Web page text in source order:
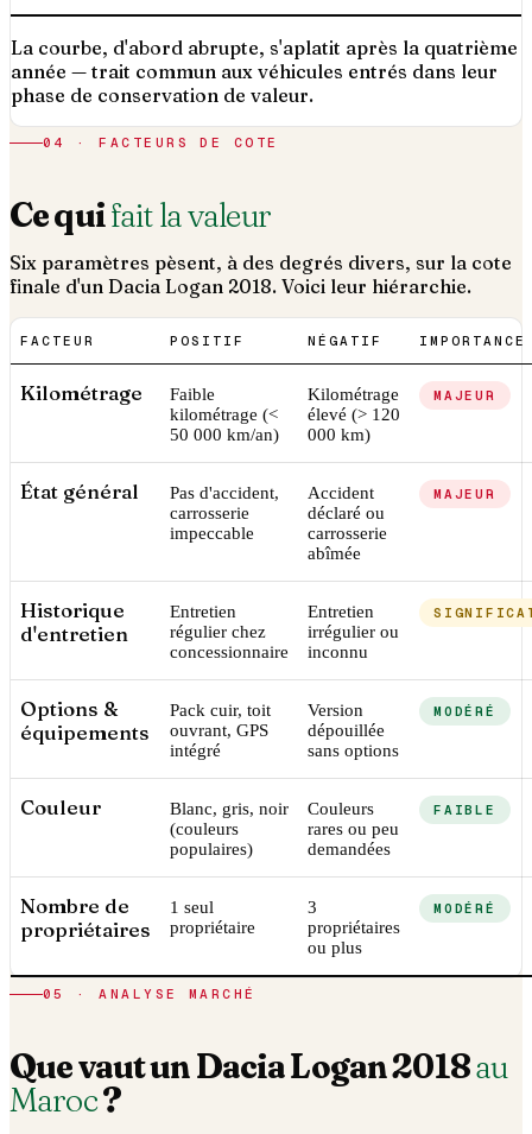
La courbe, d'abord abrupte, s'aplatit après la quatrième
année — trait commun aux véhicules entrés dans leur
phase de conservation de valeur.
04 · FACTEURS DE COTE
Ce quifait la valeur
Six paramètres pèsent, à des degrés divers, sur la cote
finale d'un Dacia Logan 2018. Voici leur hiérarchie.
FACTEUR POSITIF NÉGATIF IMPORTANCE
Kilométrage
Faible
kilométrage (<
50 000 km/an)
Kilométrage
élevé (> 120
000 km)
MAJEUR
État général
Pas d'accident,
carrosserie
impeccable
Accident
déclaré ou
carrosserie
abîmée
MAJEUR
Historique
d'entretien
Entretien
régulier chez
concessionnaire
Entretien
irrégulier ou
inconnu
Options &
équipements
Pack cuir, toit
ouvrant, GPS
intégré
Version
dépouillée
sans options
MODÉRÉ
Couleur
Blanc, gris, noir
(couleurs
populaires)
Couleurs
rares ou peu
demandées
FAIBLE
Nombre de
propriétaires
1 seul
propriétaire
3
propriétaires
ou plus
MODÉRÉ
05 · ANALYSE MARCHÉ
Que vaut unDaciaLogan2018au
Maroc?